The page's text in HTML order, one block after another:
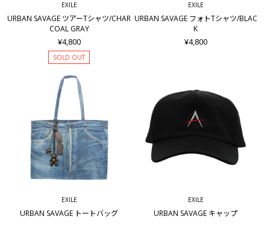
EXILE
URBAN SAVAGE ツアーTシャツ/CHAR
COAL GRAY
¥4,800
SOLD OUT
EXILE
URBAN SAVAGE フォトTシャツ/BLAC
K
¥4,800
EXILE
URBAN SAVAGE トートバッグ
EXILE
URBAN SAVAGE キャップ